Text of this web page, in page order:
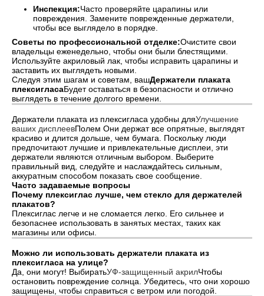
Инспекция:Часто проверяйте царапины или
повреждения. Замените поврежденные держатели,
чтобы все выглядело в порядке.
Советы по профессиональной отделке:Очистите свои
владельцы еженедельно, чтобы они были блестящими.
Используйте акриловый лак, чтобы исправить царапины и
заставить их выглядеть новыми.
Следуя этим шагам и советам, вашДержатели плаката
плексигласаБудет оставаться в безопасности и отлично
выглядеть в течение долгого времени.
Держатели плаката из плексигласа удобны дляУлучшение
ваших дисплеевПолем Они держат все опрятные, выглядят
красиво и длится дольше, чем бумага. Поскольку люди
предпочитают лучшие и привлекательные дисплеи, эти
держатели являются отличным выбором. Выберите
правильный вид, следуйте и наслаждайтесь сильным,
аккуратным способом показать свое сообщение.
Часто задаваемые вопросы
Почему плексиглас лучше, чем стекло для держателей
плакатов?
Плексиглас легче и не сломается легко. Его сильнее и
безопаснее использовать в занятых местах, таких как
магазины или офисы.
Можно ли использовать держатели плаката из
плексигласа на улице?
Да, они могут! ВыбиратьУФ-защищенный акрилЧтобы
остановить повреждение солнца. Убедитесь, что они хорошо
защищены, чтобы справиться с ветром или погодой.